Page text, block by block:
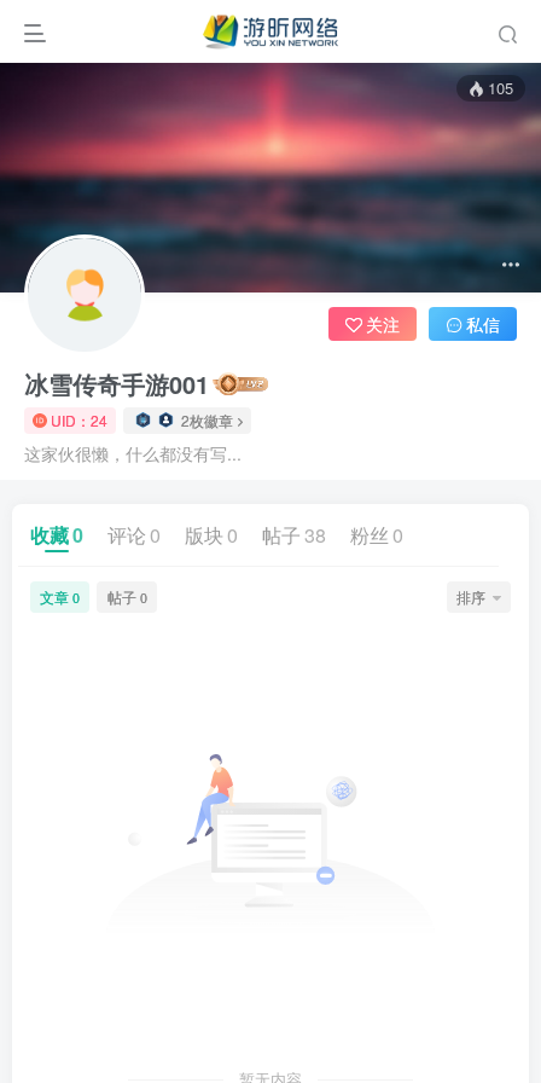
105
冰雪传奇手游001
UID：24 2枚徽章
这家伙很懒，什么都没有写...
关注 私信
收藏0 评论 0 版块 0 帖子 38 粉丝 0
文章 0 帖子 0 排序